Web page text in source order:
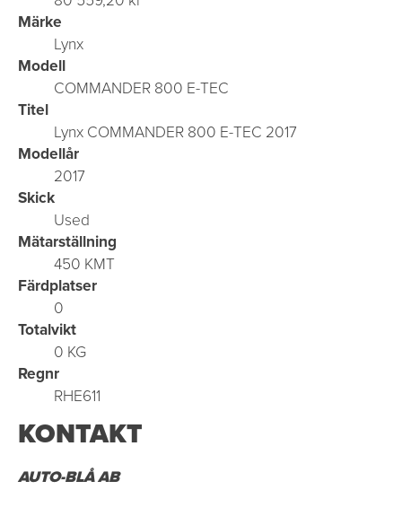
Märke
Lynx
Modell
COMMANDER 800 E-TEC
Titel
Lynx COMMANDER 800 E-TEC 2017
Modellår
2017
Skick
Used
Mätarställning
450 KMT
Färdplatser
0
Totalvikt
0 KG
Regnr
RHE611
KONTAKT
AUTO-BLÅ AB